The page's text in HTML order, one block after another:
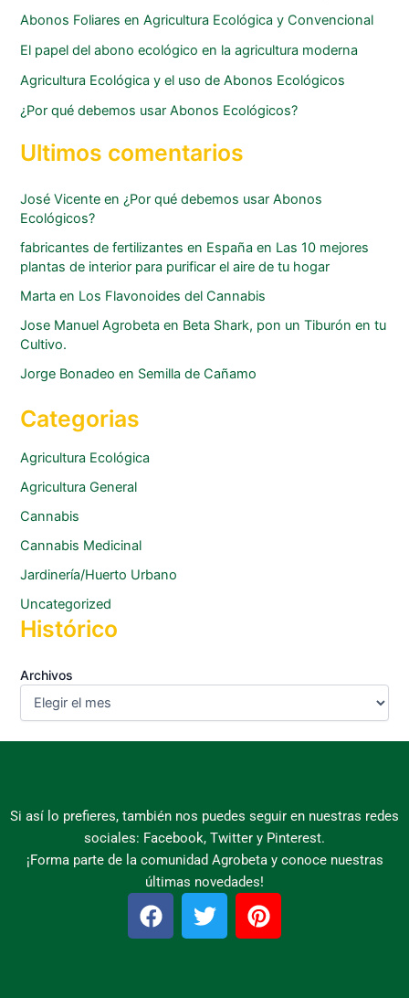
Abonos Foliares en Agricultura Ecológica y Convencional
El papel del abono ecológico en la agricultura moderna
Agricultura Ecológica y el uso de Abonos Ecológicos
¿Por qué debemos usar Abonos Ecológicos?
Ultimos comentarios
José Vicente en¿Por qué debemos usar Abonos
Ecológicos?
fabricantes de fertilizantes en España en Las 10 mejores
plantas de interior para purificar el aire de tu hogar
Marta en Los Flavonoides del Cannabis
Jose Manuel Agrobeta en Beta Shark, pon un Tiburón en tu
Cultivo.
Jorge Bonadeo en Semilla de Cañamo
Categorias
Agricultura Ecológica
Agricultura General
Cannabis
Cannabis Medicinal
Jardinería/Huerto Urbano
Uncategorized
Histórico
Archivos
Si así lo prefieres, también nos puedes seguir en nuestras redes
sociales: Facebook, Twitter y Pinterest.
¡Forma parte de la comunidad Agrobeta y conoce nuestras
últimas novedades!
F
a
T
w
P
i